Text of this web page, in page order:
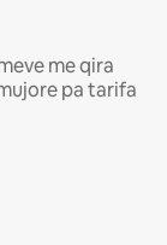
me qira
pa tarifa